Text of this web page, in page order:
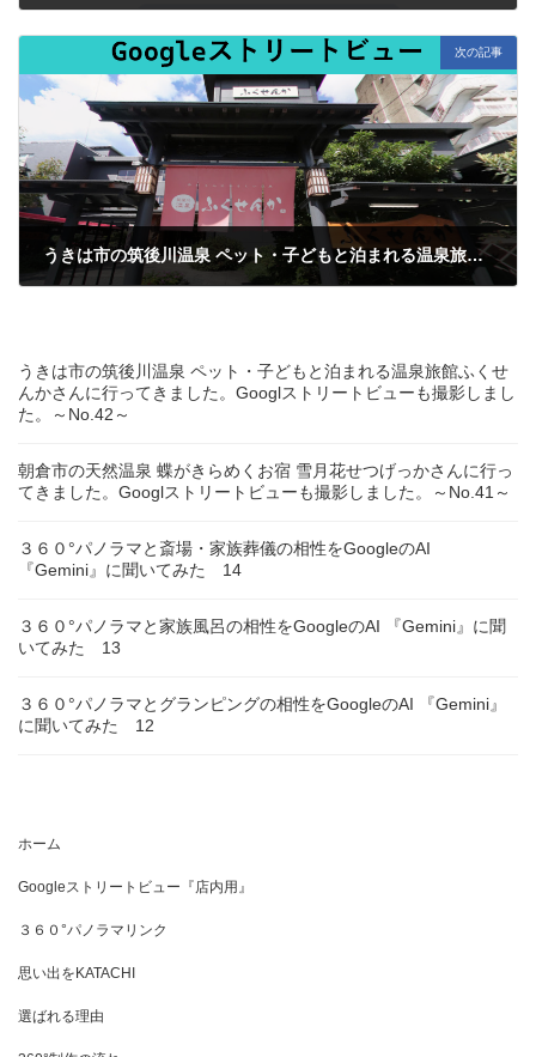
次の記事
うきは市の筑後川温泉 ペット・子どもと泊まれる温泉旅館ふくせんかさんに行ってきました。Googlストリートビューも撮影しました。～No.42～
うきは市の筑後川温泉 ペット・子どもと泊まれる温泉旅館ふくせ
んかさんに行ってきました。Googlストリートビューも撮影しまし
た。～No.42～
朝倉市の天然温泉 蝶がきらめくお宿 雪月花せつげっかさんに行っ
てきました。Googlストリートビューも撮影しました。～No.41～
３６０°パノラマと斎場・家族葬儀の相性をGoogleのAI
『Gemini』に聞いてみた 14
３６０°パノラマと家族風呂の相性をGoogleのAI 『Gemini』に聞
いてみた 13
３６０°パノラマとグランピングの相性をGoogleのAI 『Gemini』
に聞いてみた 12
ホーム
Googleストリートビュー『店内用』
３６０°パノラマリンク
思い出をKATACHI
選ばれる理由